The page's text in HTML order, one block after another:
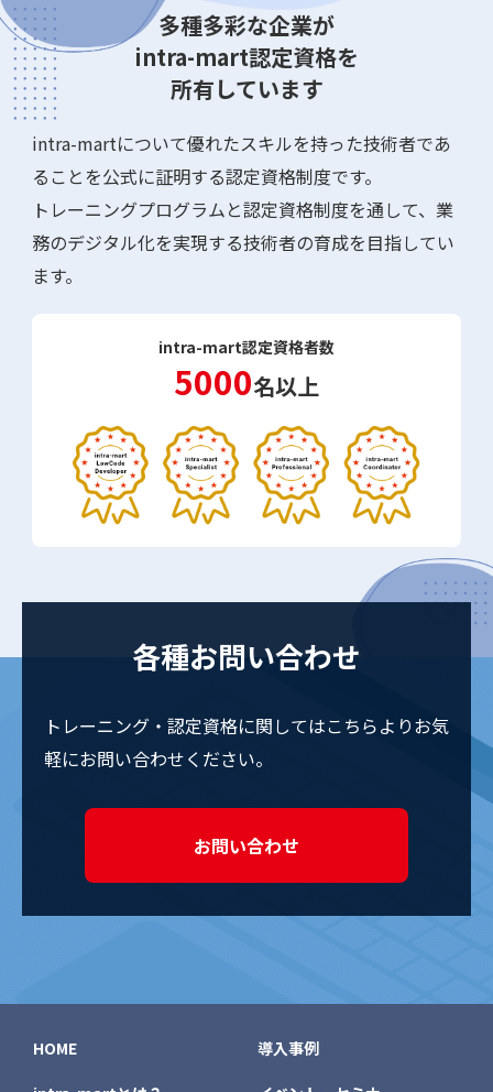
多種多彩な企業が
intra-mart認定資格を
所有しています
intra-martについて優れたスキルを持った技術者であ
ることを公式に証明する認定資格制度です。
トレーニングプログラムと認定資格制度を通して、業
務のデジタル化を実現する技術者の育成を目指してい
ます。
intra-mart認定資格者数
5000名以上
各種お問い合わせ
トレーニング・認定資格に関してはこちらよりお気
軽にお問い合わせください。
お問い合わせ
HOME 導入事例